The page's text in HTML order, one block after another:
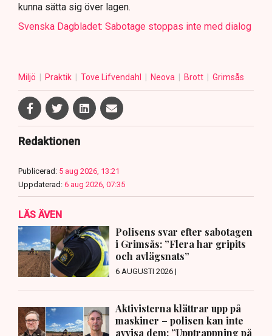
kunna sätta sig över lagen.
Svenska Dagbladet: Sabotage stoppas inte med dialog
Miljö Praktik Tove Lifvendahl Neova Brott Grimsås
Redaktionen
Publicerad: 5 aug 2026, 13:21
Uppdaterad: 6 aug 2026, 07:35
LÄS ÄVEN
Polisens svar efter sabotagen
i Grimsås: ”Flera har gripits
och avlägsnats”
6 AUGUSTI 2026 |
Aktivisterna klättrar upp på
maskiner – polisen kan inte
avvisa dem: ”Upptrappning på